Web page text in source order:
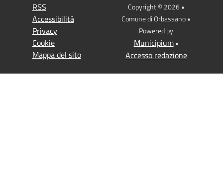
RSS
Accessibilità
Privacy
Cookie
Mappa del sito
Copyright © 2026 •
Comune di Orbassano •
Powered by
Municipium•
Accesso redazione